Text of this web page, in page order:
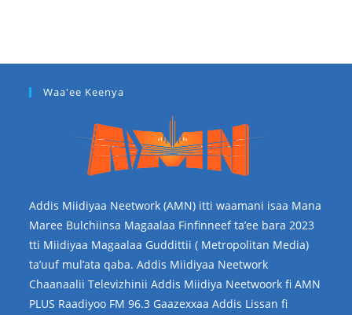
Waa'ee Keenya
Addis Miidiyaa Neetwork (AMN) itti waamani isaa Mana
Maree Bulchiinsa Magaalaa Finfinneef ta’ee bara 2023
tti Miidiyaa Magaalaa Guddittii ( Metropolitan Media)
ta’uuf mul’ata qaba. Addis Miidiyaa Neetwork
Chaanaalii Televizhinii Addis Miidiya Neetwoork fi AMN
PLUS Raadiyoo FM 96.3 Gaazexxaa Addis Lissan fi